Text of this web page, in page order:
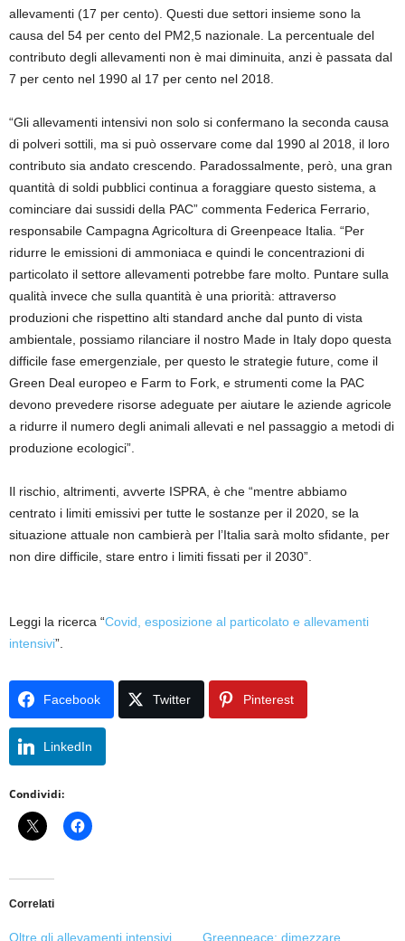
allevamenti (17 per cento). Questi due settori insieme sono la
causa del 54 per cento del PM2,5 nazionale. La percentuale del
contributo degli allevamenti non è mai diminuita, anzi è passata dal
7 per cento nel 1990 al 17 per cento nel 2018.
“Gli allevamenti intensivi non solo si confermano la seconda causa
di polveri sottili, ma si può osservare come dal 1990 al 2018, il loro
contributo sia andato crescendo. Paradossalmente, però, una gran
quantità di soldi pubblici continua a foraggiare questo sistema, a
cominciare dai sussidi della PAC” commenta Federica Ferrario,
responsabile Campagna Agricoltura di Greenpeace Italia. “Per
ridurre le emissioni di ammoniaca e quindi le concentrazioni di
particolato il settore allevamenti potrebbe fare molto. Puntare sulla
qualità invece che sulla quantità è una priorità: attraverso
produzioni che rispettino alti standard anche dal punto di vista
ambientale, possiamo rilanciare il nostro Made in Italy dopo questa
difficile fase emergenziale, per questo le strategie future, come il
Green Deal europeo e Farm to Fork, e strumenti come la PAC
devono prevedere risorse adeguate per aiutare le aziende agricole
a ridurre il numero degli animali allevati e nel passaggio a metodi di
produzione ecologici”.
Il rischio, altrimenti, avverte ISPRA, è che “mentre abbiamo
centrato i limiti emissivi per tutte le sostanze per il 2020, se la
situazione attuale non cambierà per l’Italia sarà molto sfidante, per
non dire difficile, stare entro i limiti fissati per il 2030”.
Leggi la ricerca “Covid, esposizione al particolato e allevamenti
intensivi”.
Facebook Twitter Pinterest
LinkedIn
Condividi:
Correlati
Oltre gli allevamenti intensivi Greenpeace: dimezzare